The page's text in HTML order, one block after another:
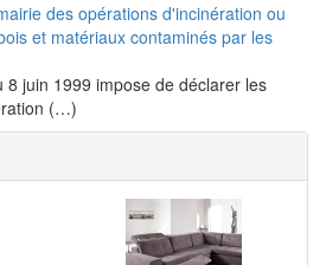
des opérations d'incinération ou
et matériaux contaminés par les
8 juin 1999 impose de déclarer les
(…)